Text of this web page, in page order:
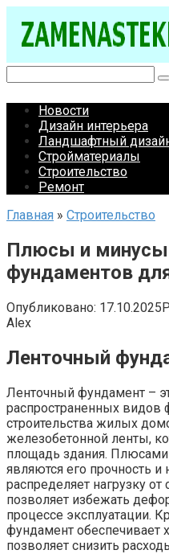
контенту
Новости
Дизайн интерьера
Ландшафтный
Стройматериалы
Строительство
Ремонт
Главная » Строительство
Плюсы и минусы
фундаментов
Опубликовано: 17.10.2025
Alex
Ленточный
Ленточный фундамент –
распространенных видов
строительства жилых
железобетонной ленты,
площадь здания.
являются его прочность
распределяет нагрузку от
позволяет избежать
процессе эксплуатации.
фундамент обеспечивает
позволяет снизить